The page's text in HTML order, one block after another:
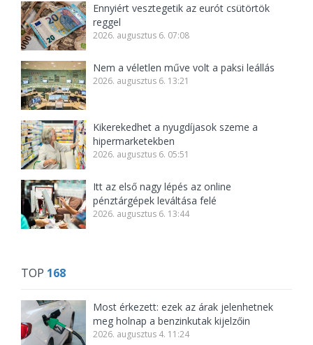
Ennyiért vesztegetik az eurót csütörtök
reggel
2026. augusztus 6. 07:08
Nem a véletlen műve volt a paksi leállás
2026. augusztus 6. 13:21
Kikerekedhet a nyugdíjasok szeme a
hipermarketekben
2026. augusztus 6. 05:51
Itt az első nagy lépés az online
pénztárgépek leváltása felé
2026. augusztus 6. 13:44
TOP 168
Most érkezett: ezek az árak jelenhetnek
meg holnap a benzinkutak kijelzőin
2026. augusztus 4. 11:24